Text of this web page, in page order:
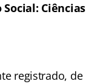
Ciências
registrado, de